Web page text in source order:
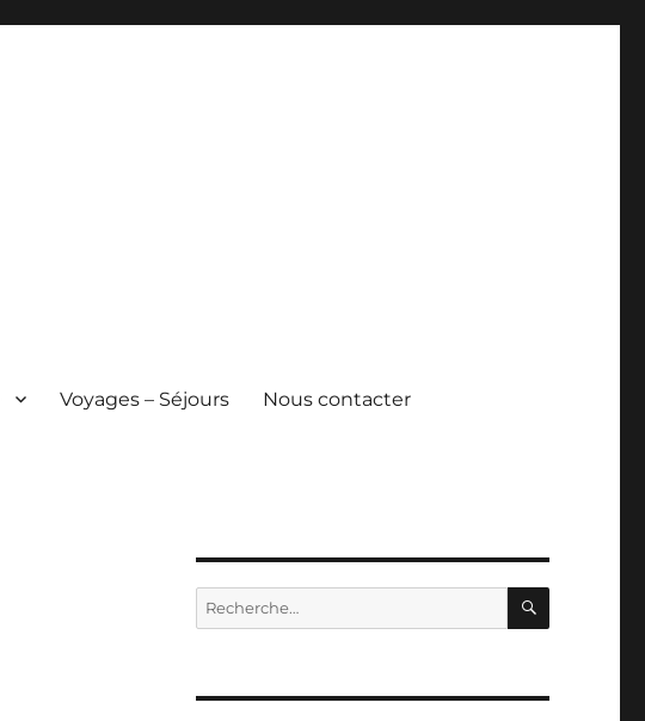
Voyages – Séjours Nous contacter
Recherche
pour :